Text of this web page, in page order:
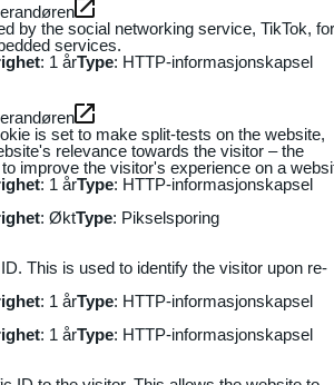
by the social networking service, TikTok, for
services.
: 1 årType: HTTP-informasjonskapsel
is set to make split-tests on the website,
relevance towards the visitor – the
improve the visitor's experience on a
: 1 årType: HTTP-informasjonskapsel
: ØktType: Pikselsporing
This is used to identify the visitor upon re-
: 1 årType: HTTP-informasjonskapsel
: 1 årType: HTTP-informasjonskapsel